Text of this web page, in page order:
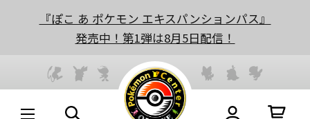
『ぽこ あ ポケモン エキスパンションパス』
発売中！第1弾は8月5日配信！